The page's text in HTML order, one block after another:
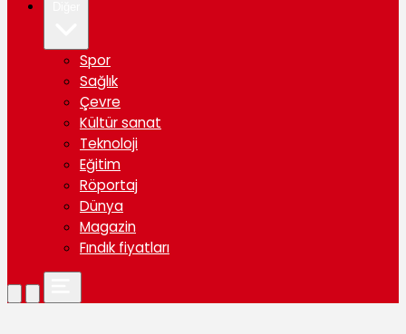
Spor
Sağlık
Çevre
Kültür sanat
Teknoloji
Eğitim
Röportaj
Dünya
Magazin
Fındık fiyatları